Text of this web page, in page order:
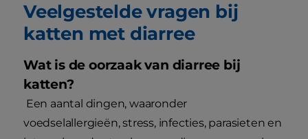
Veelgestelde vragen bij
katten met diarree
Wat is de oorzaak van diarree bij
katten?
Een aantal dingen, waaronder
voedselallergieën, stress, infecties, parasieten en